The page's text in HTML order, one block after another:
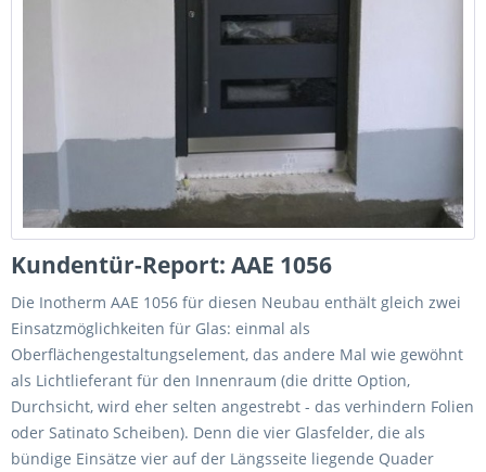
Kundentür-Report: AAE 1056
Die Inotherm AAE 1056 für diesen Neubau enthält gleich zwei
Einsatzmöglichkeiten für Glas: einmal als
Oberflächengestaltungselement, das andere Mal wie gewöhnt
als Lichtlieferant für den Innenraum (die dritte Option,
Durchsicht, wird eher selten angestrebt - das verhindern Folien
oder Satinato Scheiben). Denn die vier Glasfelder, die als
bündige Einsätze vier auf der Längsseite liegende Quader